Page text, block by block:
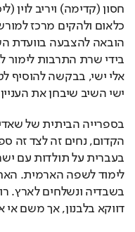
ישי השיב שיבחן את
דווקא בלבנון, אך משם אי